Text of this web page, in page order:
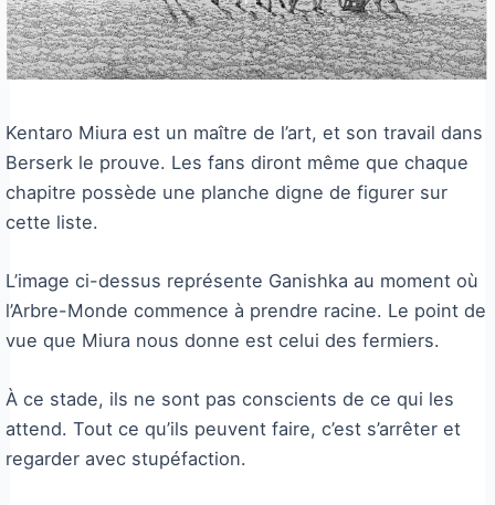
Kentaro Miura est un maître de l’art, et son travail dans
Berserk le prouve. Les fans diront même que chaque
chapitre possède une planche digne de figurer sur
cette liste.
L’image ci-dessus représente Ganishka au moment où
l’Arbre-Monde commence à prendre racine. Le point de
vue que Miura nous donne est celui des fermiers.
À ce stade, ils ne sont pas conscients de ce qui les
attend. Tout ce qu’ils peuvent faire, c’est s’arrêter et
regarder avec stupéfaction.